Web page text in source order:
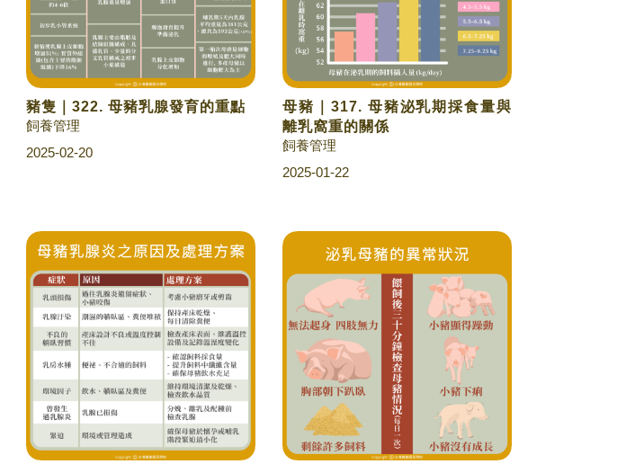
豬隻｜322. 母豬乳腺發育的重點
飼養管理
2025-02-20
母豬｜317. 母豬泌乳期採食量與
離乳窩重的關係
飼養管理
2025-01-22